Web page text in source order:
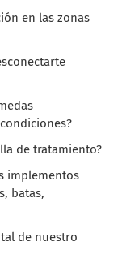
en las zonas
de tratamiento?
implementos
batas,
de nuestro